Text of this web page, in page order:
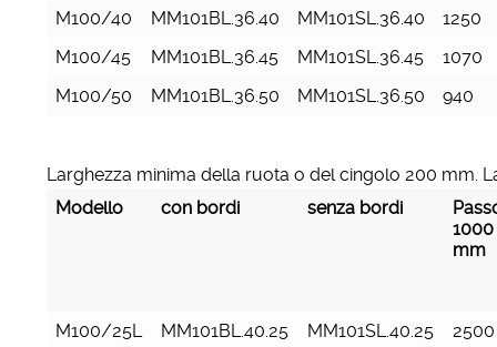
M100/40
MM101BL.36.40 MM101SL.36.40
1250
M100/45
MM101BL.36.45 MM101SL.36.45
1070
M100/50
MM101BL.36.50 MM101SL.36.50 940
Larghezza minima della ruota o del cingolo 200 mm.
Modello
con bordi senza bordi
1000
mm
M100/25L MM101BL.40.25 MM101SL.40.25 2500